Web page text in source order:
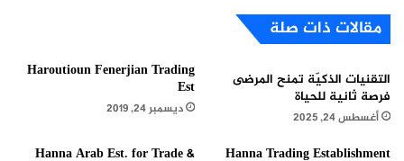
مقالات ذات صلة
التقنيات الذكيّة تمنح المرضى
فرصة ثانية للحياة
أغسطس 24, 2025
Haroutioun Fenerjian Trading
Est
ديسمبر 24, 2019
Hanna Trading Establishment
Hanna Arab Est. for Trade &